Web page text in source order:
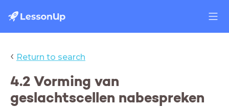
‹ Return to search
4.2 Vorming van
geslachtscellen nabespreken